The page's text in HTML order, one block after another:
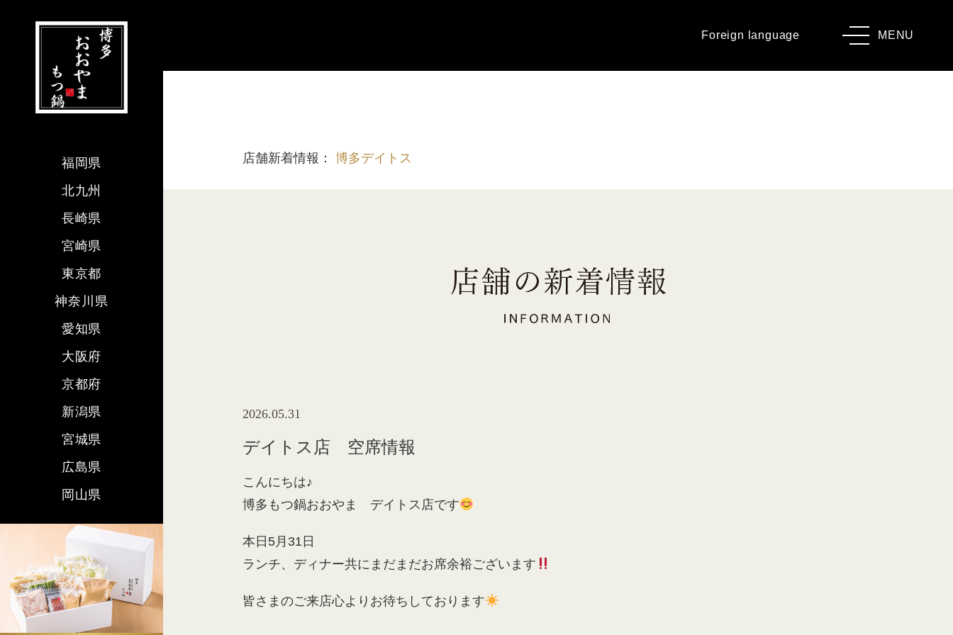
Foreign language MENU
店舗新着情報： 博多デイトス
2026.05.31
デイトス店 空席情報
こんにちは♪
博多もつ鍋おおやま デイトス店です
本日5月31日
ランチ、ディナー共にまだまだお席余裕ございます
皆さまのご来店心よりお待ちしております
福岡県
北九州
長崎県
宮崎県
東京都
神奈川県
愛知県
大阪府
京都府
新潟県
宮城県
広島県
岡山県